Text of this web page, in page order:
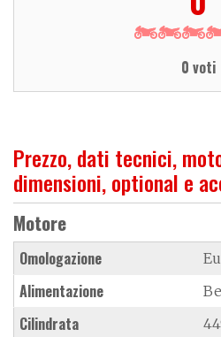
0 voti
Prezzo, dati tecnici,
dimensioni, optional e
Motore
Omologazione
Alimentazione
Cilindrata